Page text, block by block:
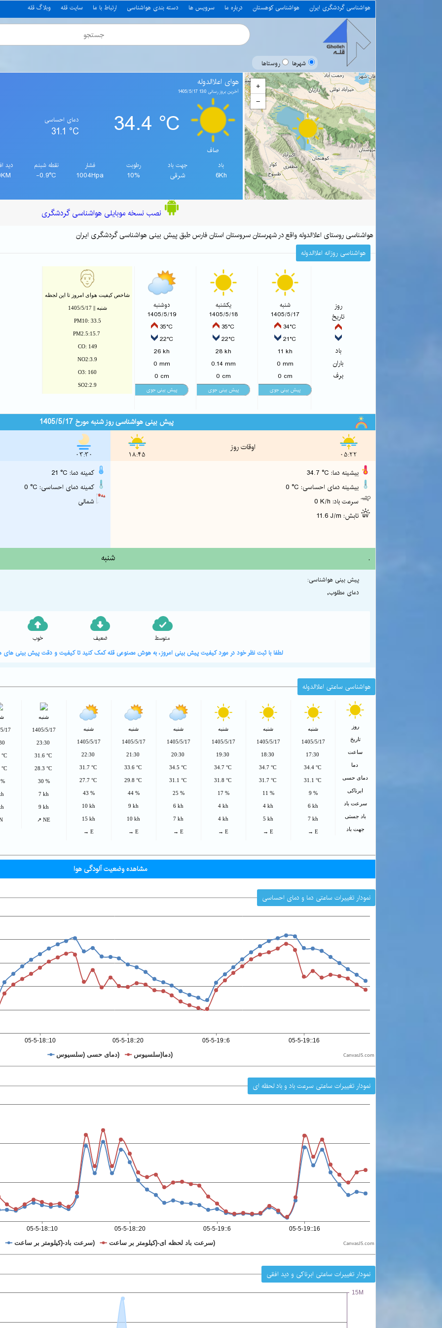
هواشناسی گردشگری ایران هواشناسی کوهستان درباره ما سرویس ها دسته بندی هواشناسی ارتباط با ما سایت قله وبلاگ قله
شهرها روستاها
+
−
هوای اعلاالدوله
آخرین بروز رسانی 13:0 1405/5/17
صاف
34.4 °C دمای احساسی
31.1 °C
باد
6Kh
جهت باد
شرقی
رطوبت
10%
فشار
1004Hpa
نقطه شبنم
-0.9°C
دید
نصب نسخه موبایلی هواشناسی گردشگری
هواشناسی روستای اعلاالدوله واقع در شهرستان سروستان استان فارس طبق پیش بینی هواشناسی گردشگری ایران
هواشناسی روزانه اعلاالدوله
روز
تاریخ
باد
باران
برف
شنبه
1405/5/17
34°C
21°C
11 kh
0 mm
0 cm
یکشنبه
1405/5/18
35°C
22°C
28 kh
0.14 mm
0 cm
دوشنبه
1405/5/19
35°C
22°C
26 kh
0 mm
0 cm
شاخص کیفیت هوای امروز تا این لجظه
شنبه || 1405/5/17
PM10: 33.5
PM2.5:15.7
CO: 149
NO2:3.9
O3: 160
SO2:2.9
پیش بینی هواشناسی روز شنبه مورخ 1405/5/17
03:30
21 °C :کمینه دما
0 °C :کمینه دمای احساسی
شمالی
18:45
اوقات روز
05:22
0 K/h :سرعت باد
شنبه .
پیش بینی هواشناسی:
دمای مطلوب,
خوب ضعیف متوسط
لطفا با ثبت نظر خود در مورد کیفیت پیش بینی امروز، به هوش مصنوعی قله کمک کنید تا کیفیت و دقت پیش بینی های
هواشناسی ساعتی اعلاالدوله
روز
تاریخ
ساعت
دما
دمای حسی
ابرناکی
سرعت باد
باد جستی
جهت باد
شنبه
1405/5/17
17:30
34.4 °C
31.1 °C
9 %
6 kh
7 kh
→ E
شنبه
1405/5/17
18:30
34.7 °C
31.7 °C
11 %
4 kh
5 kh
→ E
شنبه
1405/5/17
19:30
34.7 °C
31.8 °C
17 %
4 kh
4 kh
→ E
شنبه
1405/5/17
20:30
34.5 °C
31.1 °C
25 %
6 kh
7 kh
→ E
شنبه
1405/5/17
21:30
33.6 °C
29.8 °C
44 %
9 kh
10 kh
→ E
شنبه
1405/5/17
22:30
31.7 °C
27.7 °C
43 %
10 kh
15 kh
→ E
شنبه
1405/5/17
23:30
31.6 °C
28.3 °C
30 %
7 kh
9 kh
↗ NE
17
مشاهده وضعیت آلودگی هوا
نمودار تغییرات ساعتی دما و دمای احساسی
CanvasJS.com
نمودار تغییرات ساعتی سرعت باد و باد لحظه ای
CanvasJS.com
نمودار تغییرات ساعتی ابرناکی و دید افقی